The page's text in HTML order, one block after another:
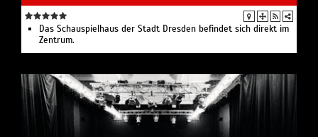
Das Schauspielhaus der Stadt Dresden befindet sich direkt im
Zentrum.